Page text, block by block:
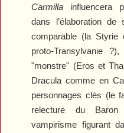
Carmilla influencera
dans l’élaboration
comparable (la Styrie
proto-Transylvanie
"monstre" (Eros et
Dracula comme en
personnages clés (le
relecture du Baron
vampirisme figurant